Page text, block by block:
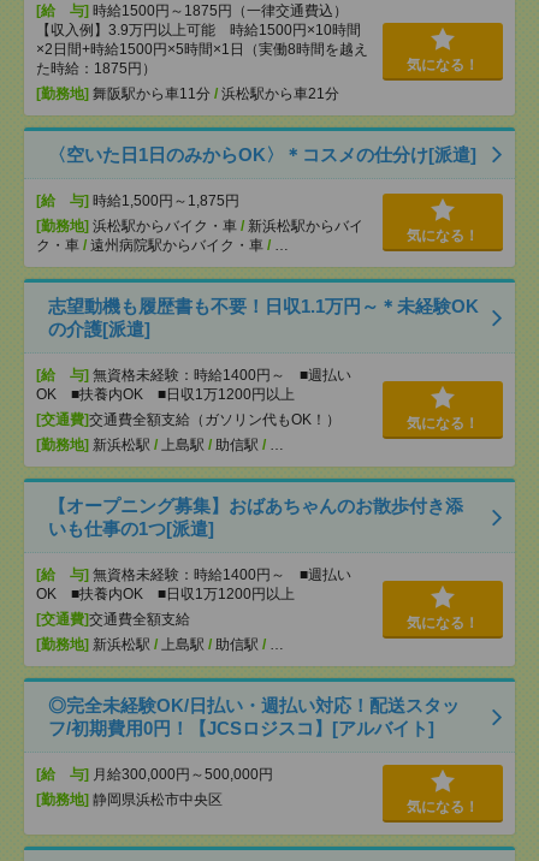
[給 与] 時給1500円～1875円（一律交通費込）
【収入例】3.9万円以上可能 時給1500円×10時間
×2日間+時給1500円×5時間×1日（実働8時間を越え
た時給：1875円）
[勤務地] 舞阪駅から車11分 / 浜松駅から車21分
気になる！
〈空いた日1日のみからOK〉＊コスメの仕分け[派遣]
[給 与] 時給1,500円～1,875円
[勤務地] 浜松駅からバイク・車 / 新浜松駅からバイ
ク・車 / 遠州病院駅からバイク・車 / …
気になる！
志望動機も履歴書も不要！日収1.1万円～＊未経験OK
の介護[派遣]
[給 与] 無資格未経験：時給1400円～ ■週払い
OK ■扶養内OK ■日収1万1200円以上
[交通費]交通費全額支給（ガソリン代もOK！）
[勤務地] 新浜松駅 / 上島駅 / 助信駅 / …
気になる！
【オープニング募集】おばあちゃんのお散歩付き添
いも仕事の1つ[派遣]
[給 与] 無資格未経験：時給1400円～ ■週払い
OK ■扶養内OK ■日収1万1200円以上
[交通費]交通費全額支給
[勤務地] 新浜松駅 / 上島駅 / 助信駅 / …
気になる！
◎完全未経験OK/日払い・週払い対応！配送スタッ
フ/初期費用0円！【JCSロジスコ】[アルバイト]
[給 与] 月給300,000円～500,000円
[勤務地] 静岡県浜松市中央区 気になる！